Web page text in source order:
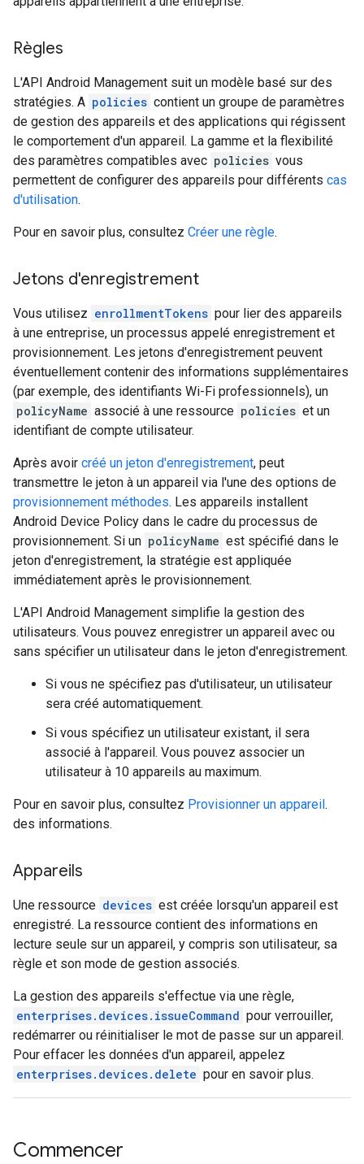
Règles
L'API Android Management suit un modèle basé sur des
stratégies. A policies contient un groupe de paramètres
de gestion des appareils et des applications qui régissent
le comportement d'un appareil. La gamme et la flexibilité
des paramètres compatibles avec policies vous
permettent de configurer des appareils pour différents cas
d'utilisation.
Pour en savoir plus, consultez Créer une règle.
Jetons d'enregistrement
Vous utilisez enrollmentTokens pour lier des appareils
à une entreprise, un processus appelé enregistrement et
provisionnement. Les jetons d'enregistrement peuvent
éventuellement contenir des informations supplémentaires
(par exemple, des identifiants Wi-Fi professionnels), un
policyName associé à une ressource policies et un
identifiant de compte utilisateur.
Après avoir créé un jeton d'enregistrement, peut
transmettre le jeton à un appareil via l'une des options de
provisionnement méthodes. Les appareils installent
Android Device Policy dans le cadre du processus de
provisionnement. Si un policyName est spécifié dans le
jeton d'enregistrement, la stratégie est appliquée
immédiatement après le provisionnement.
L'API Android Management simplifie la gestion des
utilisateurs. Vous pouvez enregistrer un appareil avec ou
sans spécifier un utilisateur dans le jeton d'enregistrement.
Si vous ne spécifiez pas d'utilisateur, un utilisateur
sera créé automatiquement.
Si vous spécifiez un utilisateur existant, il sera
associé à l'appareil. Vous pouvez associer un
utilisateur à 10 appareils au maximum.
Pour en savoir plus, consultez Provisionner un appareil .
des informations.
Appareils
Une ressource devices est créée lorsqu'un appareil est
enregistré. La ressource contient des informations en
lecture seule sur un appareil, y compris son utilisateur, sa
règle et son mode de gestion associés.
La gestion des appareils s'effectue via une règle,
enterprises.devices.issueCommand pour verrouiller,
redémarrer ou réinitialiser le mot de passe sur un appareil.
Pour effacer les données d'un appareil, appelez
enterprises.devices.delete pour en savoir plus.
Commencer